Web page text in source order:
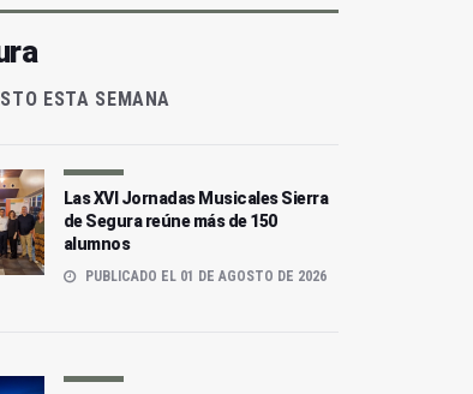
ESTA SEMANA
Las XVI Jornadas Musicales Sierra
de Segura reúne más de 150
alumnos
PUBLICADO EL 01 DE AGOSTO DE 2026